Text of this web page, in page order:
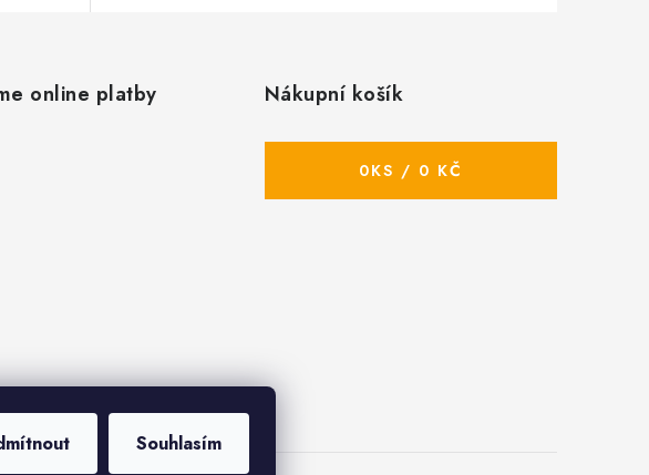
Souhlasím
online platby Nákupní košík
0KS / 0 KČ